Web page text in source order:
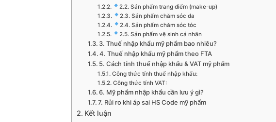
2.2. Sản phẩm trang điểm (make-up)
2.3. Sản phẩm chăm sóc da
2.4. Sản phẩm chăm sóc tóc
2.5. Sản phẩm vệ sinh cá nhân
3. Thuế nhập khẩu mỹ phẩm bao nhiêu?
4. Thuế nhập khẩu mỹ phẩm theo FTA
5. Cách tính thuế nhập khẩu & VAT mỹ phẩm
Công thức tính thuế nhập khẩu:
Công thức tính VAT:
6. Mỹ phẩm nhập khẩu cần lưu ý gì?
7. Rủi ro khi áp sai HS Code mỹ phẩm
Kết luận